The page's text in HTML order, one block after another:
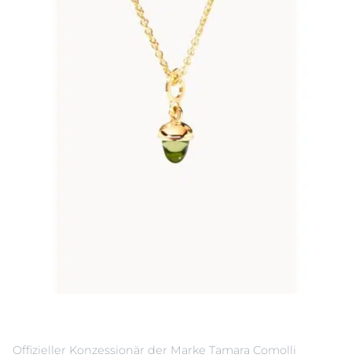
Offizieller Konzessionär der Marke Tamara Comolli